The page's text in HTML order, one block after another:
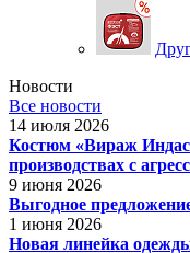
Новости
Все новости
14 июля 2026
Костюм «Вираж
производствах с
9 июня 2026
Выгодное
1 июня 2026
Новая линейка